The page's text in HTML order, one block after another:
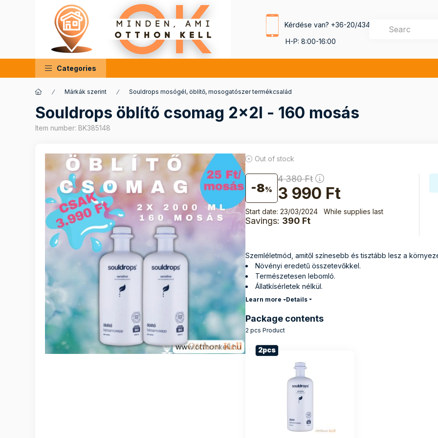
Kérdése van? +36-20/434-4385
H-P: 8:00-16:00
Categories
Márkák szerint Souldrops mosógél, öblítő, mosogatószer termékcsalád
Souldrops öblítő csomag 2x2l - 160 mosás
Item number: BK385148
Out of stock
8
4 380Ft
3 990 Ft
Start date: 23/03/2024 While supplies last
Savings 390 Ft
Szemléletmód, amitől színesebb és tisztább lesz a
Növényi eredetű összetevőkkel.
Természetesen lebomló.
Állatkísérletek nélkül.
Kőolajszármazék-mentes tartalom.
Details
Package contents
2 pcs Product
2pcs